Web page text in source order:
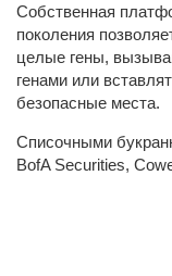
Собственная
поколения
целые гены,
генами или
безопасные места.
Списочными
BofA Securities,